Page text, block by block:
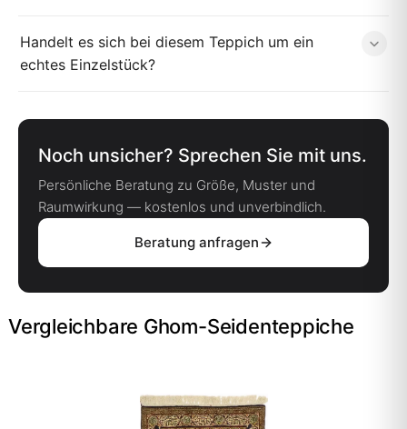
Handelt es sich bei diesem Teppich um ein
echtes Einzelstück?
Noch unsicher? Sprechen Sie mit uns.
Persönliche Beratung zu Größe, Muster und
Raumwirkung — kostenlos und unverbindlich.
Beratung anfragen
Vergleichbare Ghom-Seidenteppiche